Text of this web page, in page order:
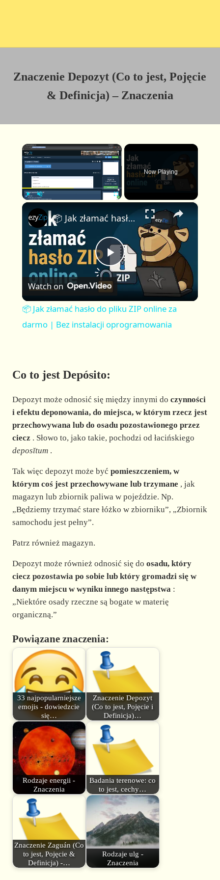
Znaczenie Depozyt (Co to jest, Pojęcie
& Definicja) – Znaczenia
×
l n
m
e
u
l
c
r
Now Playing
×
P
l
a
i
d
e
o
📦 Jak złamać hasło do pliku ZIP online za darmo | Bez instalacji oprogramowania
Watch on
📦 Jak złamać hasło do pliku ZIP online za
darmo | Bez instalacji oprogramowania
Co to jest Depósito:
Depozyt może odnosić się między innymi do czynności
i efektu deponowania, do miejsca, w którym rzecz jest
przechowywana lub do osadu pozostawionego przez
ciecz. Słowo to, jako takie, pochodzi od łacińskiego
deposĭtum.
Tak więc depozyt może być pomieszczeniem, w
którym coś jest przechowywane lub trzymane , jak
magazyn lub zbiornik paliwa w pojeździe. Np.
„Będziemy trzymać stare łóżko w zbiorniku”, „Zbiornik
samochodu jest pełny”.
Patrz również magazyn.
Depozyt może również odnosić się do osadu, który
ciecz pozostawia po sobie lub który gromadzi się w
danym miejscu w wyniku innego następstwa:
„Niektóre osady rzeczne są bogate w materię
organiczną.”
Powiązane znaczenia:
33 najpopularniejsze
emojis - dowiedzcie
się…
Znaczenie Depozyt
(Co to jest, Pojęcie i
Definicja)…
Rodzaje energii -
Znaczenia
Badania terenowe: co
to jest, cechy…
Znaczenie Zaguán (Co
to jest, Pojęcie &
Definicja) -…
Rodzaje ulg -
Znaczenia